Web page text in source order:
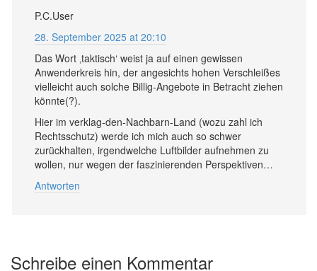
P.C.User
28. September 2025 at 20:10
Das Wort ‚taktisch‘ weist ja auf einen gewissen
Anwenderkreis hin, der angesichts hohen Verschleißes
vielleicht auch solche Billig-Angebote in Betracht ziehen
könnte(?).
Hier im verklag-den-Nachbarn-Land (wozu zahl ich
Rechtsschutz) werde ich mich auch so schwer
zurückhalten, irgendwelche Luftbilder aufnehmen zu
wollen, nur wegen der faszinierenden Perspektiven…
Antworten
Schreibe einen Kommentar